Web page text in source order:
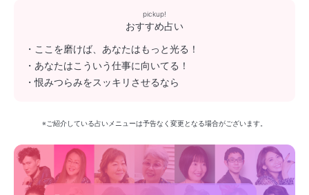
pickup!
おすすめ占い
・ここを磨けば、あなたはもっと光る！
・あなたはこういう仕事に向いてる！
・恨みつらみをスッキリさせるなら
※ご紹介している占いメニューは予告なく変更となる場合がございます。